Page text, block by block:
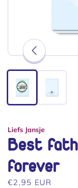
Liefs Jansje
Best
forever
Normale
€2,95 EUR